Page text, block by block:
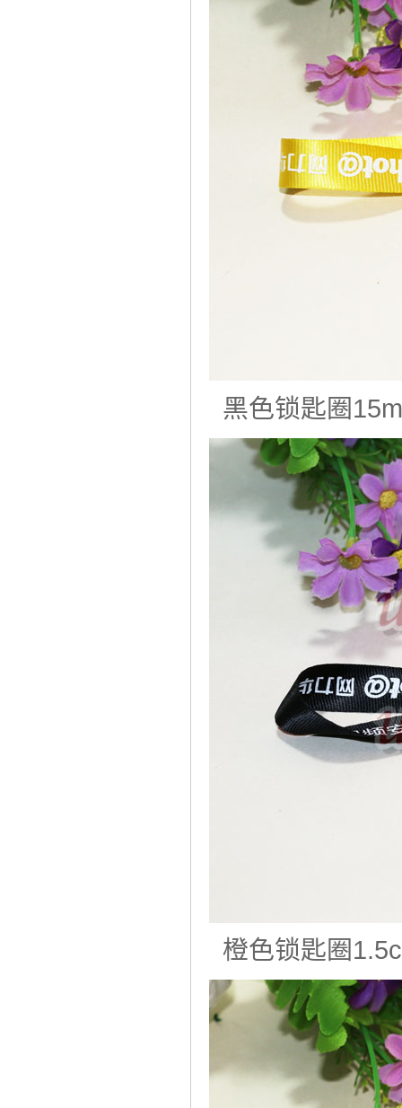
黑色锁匙圈
橙色锁匙圈